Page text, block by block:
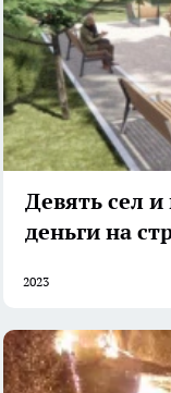
Девять сел
деньги на
2023